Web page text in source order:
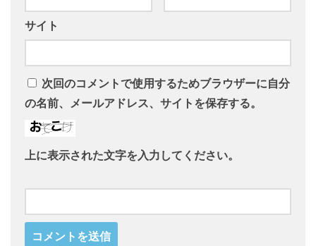
サイト
次回のコメントで使用するためブラウザーに自分
の名前、メールアドレス、サイトを保存する。
上に表示された文字を入力してください。